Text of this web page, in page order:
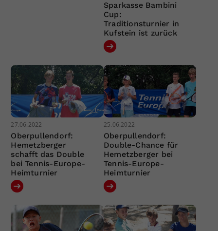
Sparkasse Bambini
Cup:
Traditionsturnier in
Kufstein ist zurück
27.06.2022
Oberpullendorf:
Hemetzberger
schafft das Double
bei Tennis-Europe-
Heimturnier
25.06.2022
Oberpullendorf:
Double-Chance für
Hemetzberger bei
Tennis-Europe-
Heimturnier